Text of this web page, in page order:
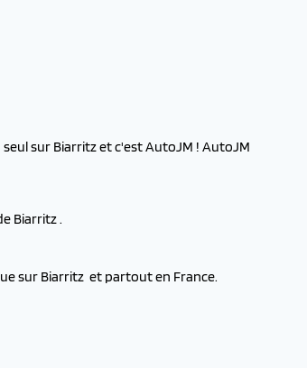
sur Biarritz et c'est AutoJM ! AutoJM
Biarritz .
sur Biarritz et partout en France.